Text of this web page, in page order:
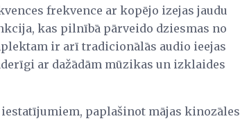
frekvence ar kopējo izejas jaudu
kas pilnībā pārveido dziesmas no
ir arī tradicionālās audio ieejas
ar dažādām mūzikas un izklaides
paplašinot mājas kinozāles